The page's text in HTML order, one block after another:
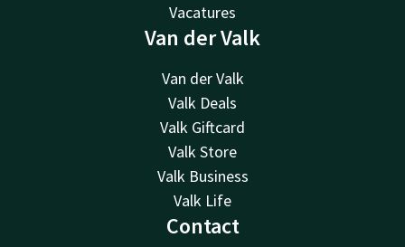
Vacatures
Van der Valk
Van der Valk
Valk Deals
Valk Giftcard
Valk Store
Valk Business
Valk Life
Contact